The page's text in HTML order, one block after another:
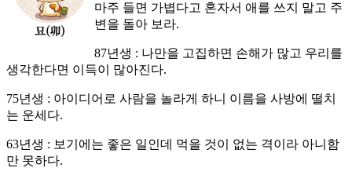
마주 들면 가볍다고 혼자서 애를 쓰지 말고 주
변을 돌아 보라.
87년생 : 나만을 고집하면 손해가 많고 우리를
생각한다면 이득이 많아진다.
75년생 : 아이디어로 사람을 놀라게 하니 이름을 사방에 떨치
는 운세다.
63년생 : 보기에는 좋은 일인데 먹을 것이 없는 격이라 아니함
만 못하다.